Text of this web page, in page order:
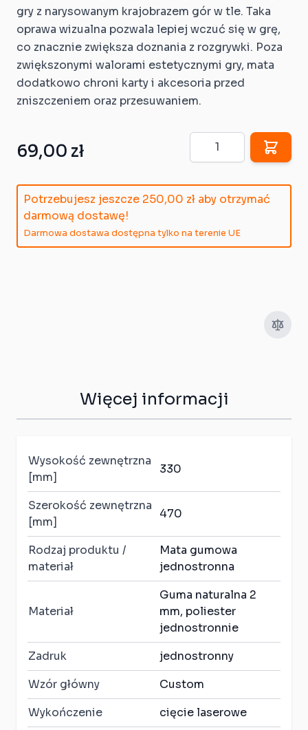
gry z narysowanym krajobrazem gór w tle. Taka
oprawa wizualna pozwala lepiej wczuć się w grę,
co znacznie zwiększa doznania z rozgrywki. Poza
zwiększonymi walorami estetycznymi gry, mata
dodatkowo chroni karty i akcesoria przed
zniszczeniem oraz przesuwaniem.
69,00 zł
Ilość
Potrzebujesz jeszcze 250,00 zł aby otrzymać
darmową dostawę!
Darmowa dostawa dostępna tylko na terenie UE
Więcej informacji
Wysokość zewnętrzna
[mm]
330
Szerokość zewnętrzna
[mm]
470
Rodzaj produktu /
materiał
Mata gumowa
jednostronna
Materiał
Guma naturalna 2
mm, poliester
jednostronnie
Zadruk
jednostronny
Wzór główny
Custom
Wykończenie
cięcie laserowe